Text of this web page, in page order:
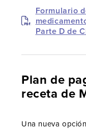
Formulario
Parte D de
Plan de
receta de
Una nueva